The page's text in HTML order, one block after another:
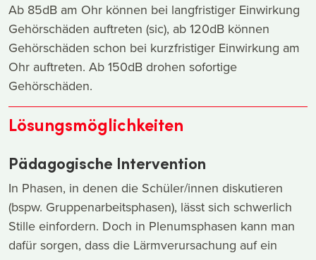
Ab 85dB am Ohr können bei langfristiger Einwirkung
Gehörschäden auftreten (sic), ab 120dB können
Gehörschäden schon bei kurzfristiger Einwirkung am
Ohr auftreten. Ab 150dB drohen sofortige
Gehörschäden.
Lösungsmöglichkeiten
Pädagogische Intervention
In Phasen, in denen die Schüler/innen diskutieren
(bspw. Gruppenarbeitsphasen), lässt sich schwerlich
Stille einfordern. Doch in Plenumsphasen kann man
dafür sorgen, dass die Lärmverursachung auf ein